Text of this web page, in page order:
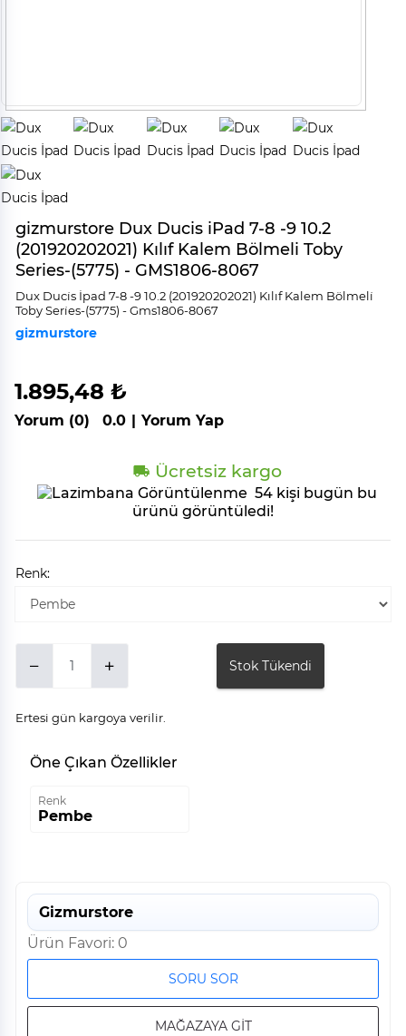
gizmurstore Dux Ducis iPad 7-8 -9 10.2
(201920202021) Kılıf Kalem Bölmeli Toby
Series-(5775) - GMS1806-8067
Dux Duci̇s İpad 7-8 -9 10.2 (201920202021) Kılıf Kalem Bölmeli̇
Toby Seri̇es-(5775) - Gms1806-8067
gizmurstore
1.895,48 ₺
Yorum (0) 0.0 | Yorum Yap
Ücretsiz kargo
54 kişi bugün bu
ürünü görüntüledi!
Renk:
Stok Tükendi
Ertesi gün kargoya verilir.
Öne Çıkan Özellikler
Renk
Pembe
Gizmurstore
Ürün Favori: 0
SORU SOR
MAĞAZAYA GİT